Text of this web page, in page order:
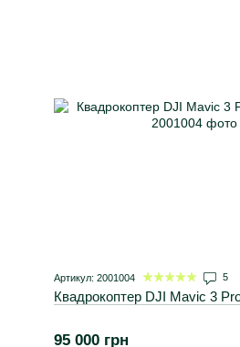
Артикул: 2001004 5
Квадрокоптер DJI Mavic 3
95 000 грн